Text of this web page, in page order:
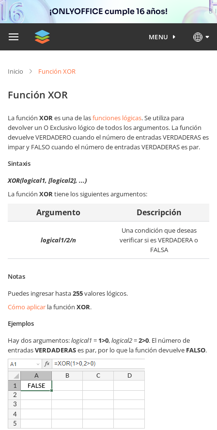
¡ONLYOFFICE cumple 16 años!
MENU
Inicio Función XOR
Función XOR
La función XORes una de lasfunciones lógicas. Se utiliza para
devolver un O Exclusivo lógico de todos los argumentos. La función
devuelve VERDADERO cuando el número de entradas VERDADERAS es
impar y FALSO cuando el número de entradas VERDADERAS es par.
Sintaxis
XOR(logical1, [logical2], ...)
La función XORtiene los siguientes argumentos:
Argumento Descripción
logical1/2/n
Una condición que deseas
verificar si es VERDADERA o
FALSA
Notas
Puedes ingresar hasta255valores lógicos.
Cómo aplicar la función XOR.
Ejemplos
Hay dos argumentos:logical1 = 1>0,logical2=2>0. El número de
entradasVERDADERASes par, por lo que la función devuelve FALSO.